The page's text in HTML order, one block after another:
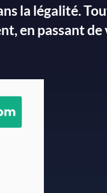
la légalité.
en passant